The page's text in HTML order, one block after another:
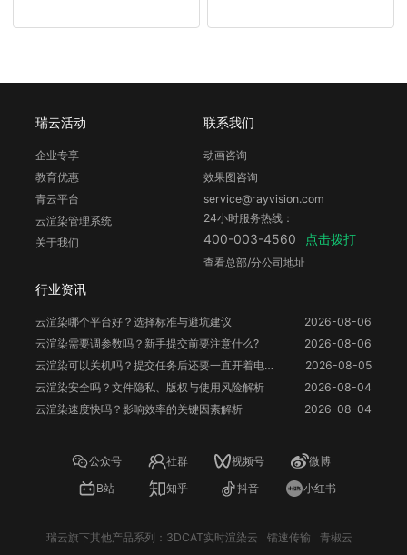
瑞云活动
企业专享
教育优惠
青云平台
云渲染管理系统
关于我们
行业资讯
云渲染哪个平台好？选择标准与避坑建议
2026-08-06
云渲染需要调参数吗？新手提交前要注意什么?
2026-08-06
云渲染可以关机吗？提交任务后还要一直开着电脑吗？
2026-08-05
云渲染安全吗？文件隐私、版权与使用风险解析
2026-08-04
云渲染速度快吗？影响效率的关键因素解析
2026-08-04
联系我们
动画咨询
效果图咨询
service@rayvision.com
24小时服务热线：
400-003-4560 点击拨打
查看总部/分公司地址
公众号 社群 视频号
微博
B站
知乎 抖音 小红书
瑞云旗下其他产品系列： 3DCAT实时渲染云 镭速传输 青椒云